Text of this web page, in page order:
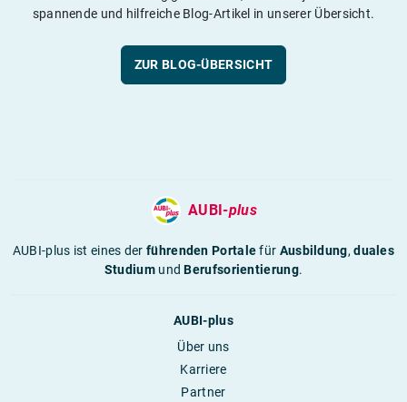
spannende und hilfreiche Blog-Artikel in unserer Übersicht.
ZUR BLOG-ÜBERSICHT
AUBI-plus
AUBI-plus ist eines derführenden Portalefür Ausbildung,duales
StudiumundBerufsorientierung.
AUBI-plus
Über uns
Karriere
Partner